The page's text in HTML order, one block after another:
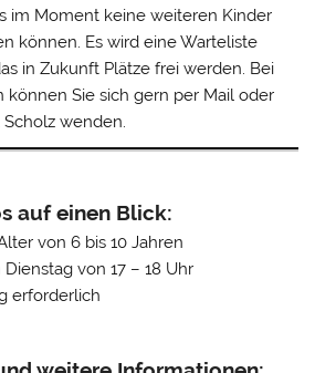
im Moment keine weiteren Kinder
können. Es wird eine Warteliste
in Zukunft Plätze frei werden. Bei
können Sie sich gern per Mail oder
wenden.
auf einen Blick:
von 6 bis 10 Jahren
von 17 – 18 Uhr
erforderlich